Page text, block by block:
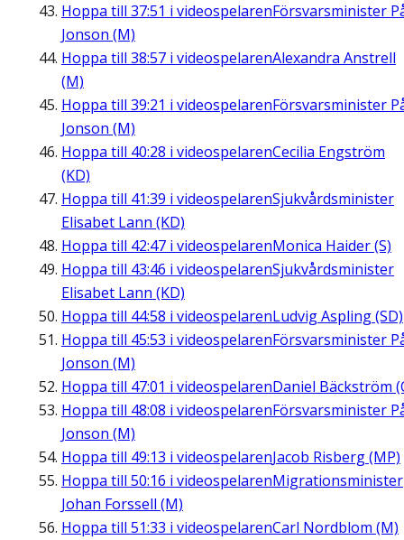
Hoppa till 37:51 i videospelarenFörsvarsminister
Jonson (M)
Hoppa till 38:57 i videospelarenAlexandra Anstrell
(M)
Hoppa till 39:21 i videospelarenFörsvarsminister
Jonson (M)
Hoppa till 40:28 i videospelarenCecilia Engström
(KD)
Hoppa till 41:39 i videospelarenSjukvårdsminister
Elisabet Lann (KD)
Hoppa till 42:47 i videospelarenMonica Haider (S)
Hoppa till 43:46 i videospelarenSjukvårdsminister
Elisabet Lann (KD)
Hoppa till 44:58 i videospelarenLudvig Aspling (SD)
Hoppa till 45:53 i videospelarenFörsvarsminister
Jonson (M)
Hoppa till 47:01 i videospelarenDaniel Bäckström
Hoppa till 48:08 i videospelarenFörsvarsminister
Jonson (M)
Hoppa till 49:13 i videospelarenJacob Risberg (MP)
Hoppa till 50:16 i videospelarenMigrationsminister
Johan Forssell (M)
Hoppa till 51:33 i videospelarenCarl Nordblom (M)